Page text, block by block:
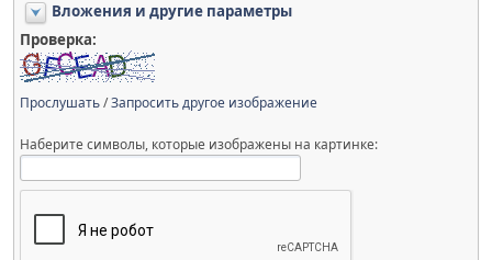
Вложения и другие параметры
Проверка:
Прослушать/Запросить другое изображение
Наберите символы, которые изображены на картинке: